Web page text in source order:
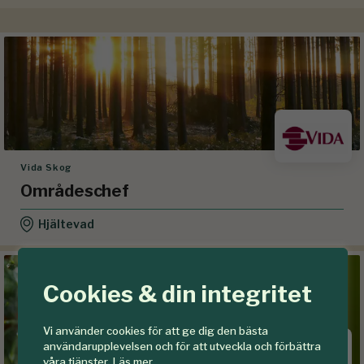
Cookies & din integritet
Vi använder cookies för att ge dig den bästa
användarupplevelsen och för att utveckla och förbättra
Vida Skog
Områdeschef
Hjältevad